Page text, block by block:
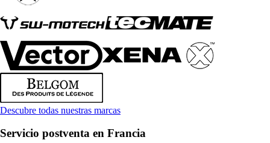
Descubre todas nuestras marcas
Servicio postventa en Francia